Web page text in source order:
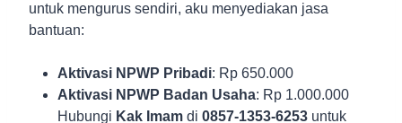
untuk mengurus sendiri, aku menyediakan jasa
bantuan:
Aktivasi NPWP Pribadi: Rp 650.000
Aktivasi NPWP Badan Usaha: Rp 1.000.000
Hubungi Kak Imam di 0857-1353-6253 untuk